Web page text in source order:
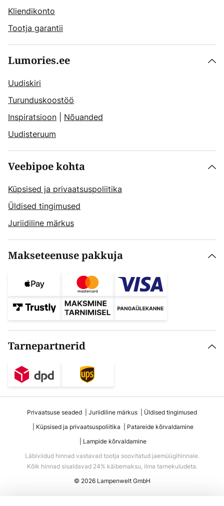
Kliendikonto
Tootja garantii
Lumories.ee
Uudiskiri
Turunduskoostöö
Inspiratsioon
Nõuanded
Uudisteruum
Veebipoe kohta
Küpsised ja privaatsuspoliitika
Üldised tingimused
Juriidiline märkus
Makseteenuse pakkuja
Tarnepartnerid
Privaatsuse seaded Juriidiline märkus
Üldised tingimused
Küpsised ja privaatsuspoliitika
Patareide kõrvaldamine
Lampide kõrvaldamine
Läbiviidud hinnad vastavad tootja soovitatud jaemüügihinnale.
Kõik hinnad sisaldavad 24% käibemaksu, ilma tarnekuludeta.
© 2026 Lampenwelt GmbH